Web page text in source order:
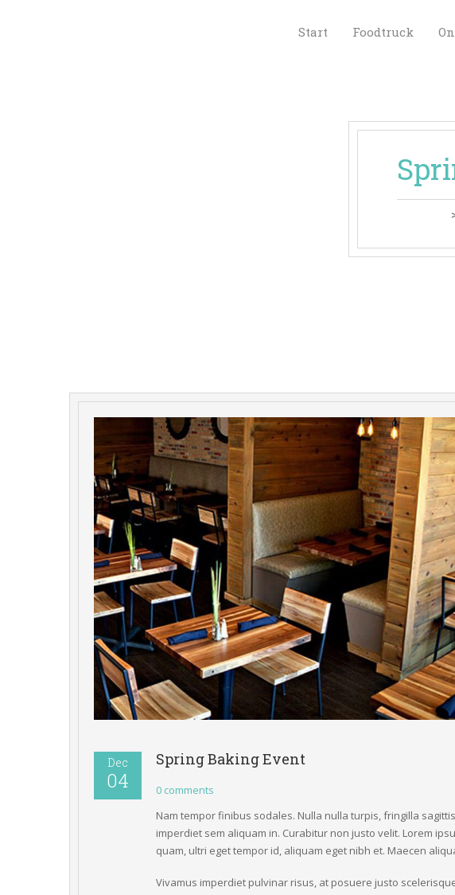
Start Foodtruck
Dec
04
Spring Baking Event
0 comments
Nam tempor finibus sodales. Nulla nulla turpis, fringilla
imperdiet sem aliquam in. Curabitur non justo velit. Lorem
quam, ultri eget tempor id, aliquam eget nibh et. Maecen
Vivamus imperdiet pulvinar risus, at posuere justo